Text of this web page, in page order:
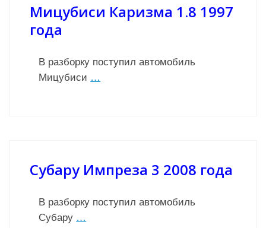
Мицубиси Каризма 1.8 1997
года
В разборку поступил автомобиль
Мицубиси …
Субару Импреза 3 2008 года
В разборку поступил автомобиль
Субару …